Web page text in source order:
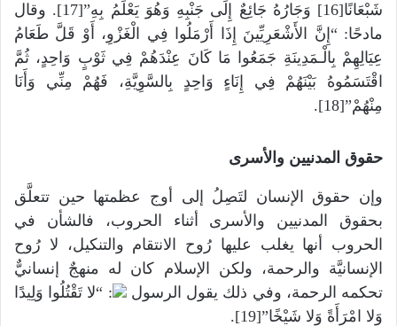
شَبْعَانًا[16] وَجَارُهُ جَائِعٌ إِلَى جَنْبِهِ وَهُوَ يَعْلَمُ بِهِ”[17]. وقال
مادحًا: “إِنَّ الأَشْعَرِيِّينَ إِذَا أَرْمَلُوا فِي الْغَزْوِ، أَوْ قَلَّ طَعَامُ
عِيَالِهِمْ بِالْـمَدِينَةِ جَمَعُوا مَا كَانَ عِنْدَهُمْ فِي ثَوْبٍ وَاحِدٍ، ثُمَّ
اقْتَسَمُوهُ بَيْنَهُمْ فِي إِنَاءٍ وَاحِدٍ بِالسَّوِيَّةِ، فَهُمْ مِنِّي وَأَنَا
مِنْهُمْ”[18].
حقوق المدنيين والأسرى
وإن حقوق الإنسان لتَصِلُ إلى أوج عظمتها حين تتعلَّق
بحقوق المدنيين والأسرى أثناء الحروب، فالشأن في
الحروب أنها يغلب عليها رُوح الانتقام والتنكيل، لا رُوح
الإنسانيَّة والرحمة، ولكن الإسلام كان له منهجٌ إنسانيٌّ
تحكمه الرحمة، وفي ذلك يقول الرسول
: “لا تَقْتُلُوا وَلِيدًا
وَلا امْرَأَةً وَلا شَيْخًا”[19].